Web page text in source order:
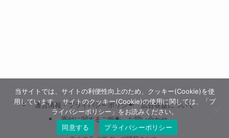
運営情報・プライバシーポリシー
広告収益について
寄付に関するご報告
お問い合わせ
当サイトでは、サイトの利便性向上のため、クッキー(Cookie)を使
用しています。 サイトのクッキー(Cookie)の使用に関しては、「プ
ライバシーポリシー」をお読みください。
同意する
プライバシーポリシー